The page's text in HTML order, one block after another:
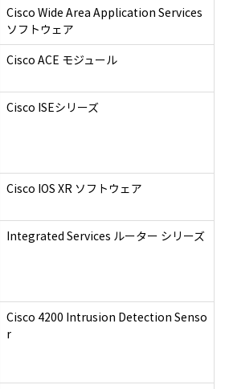
Cisco Wide Area Application Services
ソフトウェア
Cisco ACE モジュール
Cisco ISEシリーズ
Cisco IOS XR ソフトウェア
Integrated Services ルーター シリーズ
Cisco 4200 Intrusion Detection Senso
r